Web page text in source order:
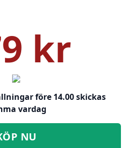
kr
före 14.00 skickas
vardag
NU